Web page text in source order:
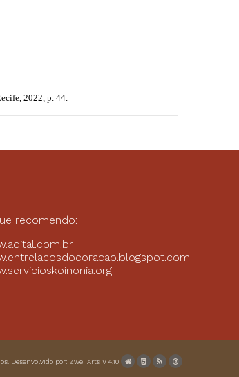
2022, p. 44.
recomendo:
Desenvolvido por: Zwei Arts V 4.10